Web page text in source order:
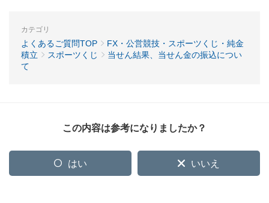
カテゴリ
よくあるご質問TOP
FX・公営競技・スポーツくじ・純金
積立
スポーツくじ
当せん結果、当せん金の振込につい
て
この内容は参考になりましたか？
はい いいえ